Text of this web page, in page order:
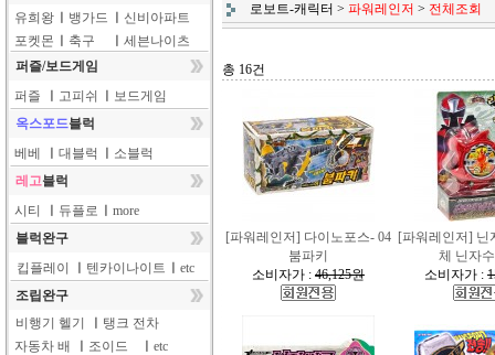
유희왕
뱅가드
신비아파트
포켓몬
축구
세븐나이츠
퍼즐/보드게임
퍼즐
고피쉬
보드게임
옥스포드블럭
베베
대블럭
소블럭
레고블럭
시티
듀플로
more
블럭완구
킵플레이
텐카이나이트
etc
조립완구
비행기 헬기
탱크 전차
자동차 배
조이드
etc
로보트-캐릭터 > 파워레인저 > 전체조회
총 16건
[파워레인저] 다이노포스- 04
붐파키
소비자가 : 46,125원
[파워레인저] 닌
체 닌자
소비자가 :